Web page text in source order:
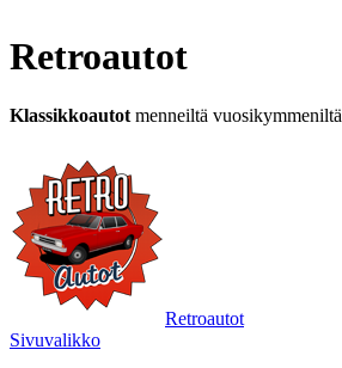
Retroautot
Klassikkoautot menneiltä vuosikymmeniltä
Retroautot
Sivuvalikko